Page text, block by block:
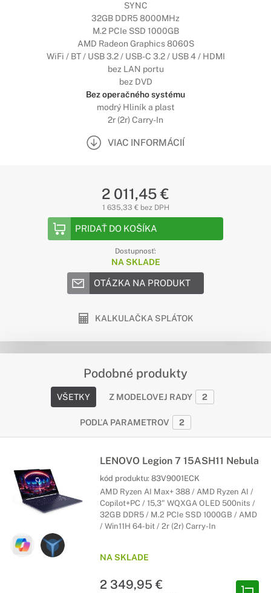
SYNC
32GB DDR5 8000MHz
M.2 PCIe SSD 1000GB
AMD Radeon Graphics 8060S
WiFi / BT / USB 3.2 / USB-C 3.2 / USB 4 / HDMI
bez LAN portu
bez DVD
Bez operačného systému
modrý Hliník a plast
2r (2r) Carry-In
VIAC INFORMÁCIÍ
2 011,45 €
1 635,33 € bez DPH
PRIDAŤ DO KOŠÍKA
Dostupnosť:
NA SKLADE
OTÁZKA NA PRODUKT
KALKULAČKA SPLÁTOK
Podobné produkty
VŠETKY Z MODELOVEJ RADY 2
PODĽA PARAMETROV 2
LENOVO Legion 7 15ASH11 Nebula
kód produktu: 83V9001ECK
AMD Ryzen AI Max+ 388 / AMD Ryzen AI /
Copilot+PC / 15,3" WQXGA OLED 500nits /
32GB DDR5 / M.2 PCIe SSD 1000GB / AMD
/ Win11H 64-bit / 2r (2r) Carry-In
NA SKLADE
2 349,95 €